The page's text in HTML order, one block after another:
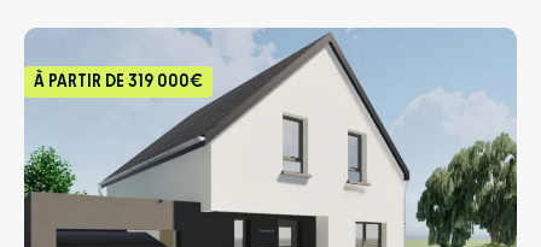
– Accompagnement dans le choix et
l’acquisition du terrain
À PARTIR DE 319 000€